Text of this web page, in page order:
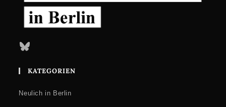
Bluesky
KATEGORIEN
Neulich in Berlin